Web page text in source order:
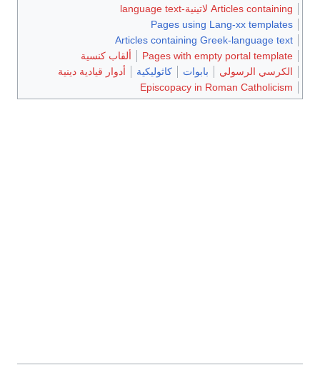
Articles containing لاتينية-language text
Pages using Lang-xx templates
Articles containing Greek-language text
Pages with empty portal template
ألقاب كنسية
الكرسي الرسولي
بابوات كاثوليكية
أدوار قيادية دينية
Episcopacy in Roman Catholicism